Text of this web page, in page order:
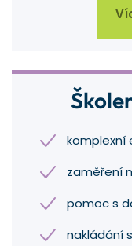
komplexní
zaměření
pomoc s
nakládání